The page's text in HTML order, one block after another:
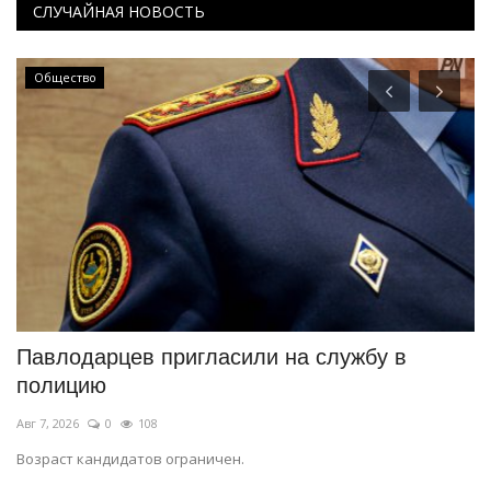
СЛУЧАЙНАЯ НОВОСТЬ
Общество
Павлодарцев пригласили на службу в
полицию
Авг 7, 2026 0 108
Возраст кандидатов ограничен.